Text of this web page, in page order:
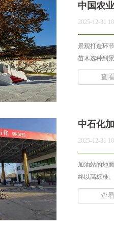
中国农
2025-12-31
景观打造环
苗木选种到
查
中石化
2025-12-31
加油站的地
终以高标准
查